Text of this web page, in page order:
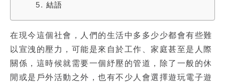
5. 結語
在現今這個社會，人們的生活中多多少少都會有些難
以宣洩的壓力，可能是來自於工作、家庭甚至是人際
關係，這時候就需要一個紓壓的管道，除了一般的休
閒或是戶外活動之外，也有不少人會選擇遊玩電子遊